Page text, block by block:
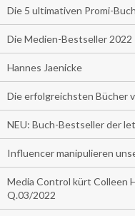
Die 5 ultimativen Promi-
Die Medien-Bestseller 2022
Hannes Jaenicke
Die erfolgreichsten Bücher
NEU: Buch-Bestseller der
Influencer manipulieren
Media Control kürt Colleen
Q.03/2022